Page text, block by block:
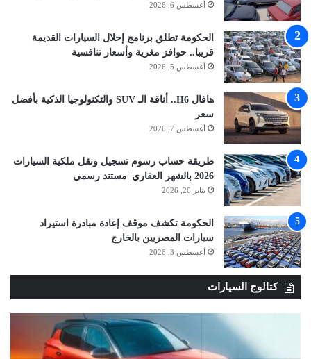
أغسطس 6, 2026
الحكومة تطلق برنامج إحلال السيارات القديمة
قريبا.. حوافز مغرية وأسعار تنافسية
أغسطس 5, 2026
هافال H6.. أناقة الـ SUV والتكنولوجيا الذكية بأفضل
سعر
أغسطس 7, 2026
طريقة حساب رسوم تسجيل ونقل ملكية السيارات
2026 بالشهر العقاري| مستند رسمي
يناير 26, 2026
الحكومة تكشف موقف إعادة مبادرة استيراد
سيارات المصريين بالخارج
أغسطس 3, 2026
كتالوج السيارات